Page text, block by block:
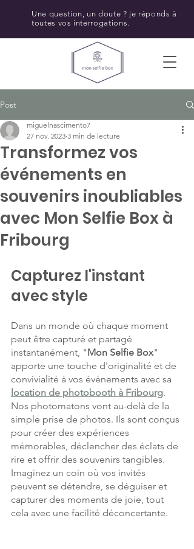
Une question, un doute ? je réponds à
toutes vos interrogations.
Post
Transformez vos
événements en
souvenirs inoubliables
avec Mon Selfie Box à
Fribourg
miguelnascimento7
27 nov. 2023 3 min de lecture
Capturez l'instant
avec style
Dans un monde où chaque moment
peut être capturé et partagé
instantanément, "Mon Selfie Box"
apporte une touche d'originalité et de
convivialité à vos événements avec sa
location de photobooth à Fribourg.
Nos photomatons vont au-delà de la
simple prise de photos. Ils sont conçus
pour créer des expériences
mémorables, déclencher des éclats de
rire et offrir des souvenirs tangibles.
Imaginez un coin où vos invités
peuvent se détendre, se déguiser et
capturer des moments de joie, tout
cela avec une facilité déconcertante.